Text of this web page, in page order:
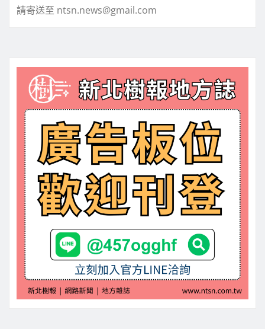
請寄送至 ntsn.news@gmail.com